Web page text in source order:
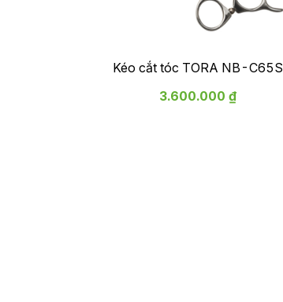
Kéo cắt tóc TORA NB-C65S
3.600.000 ₫